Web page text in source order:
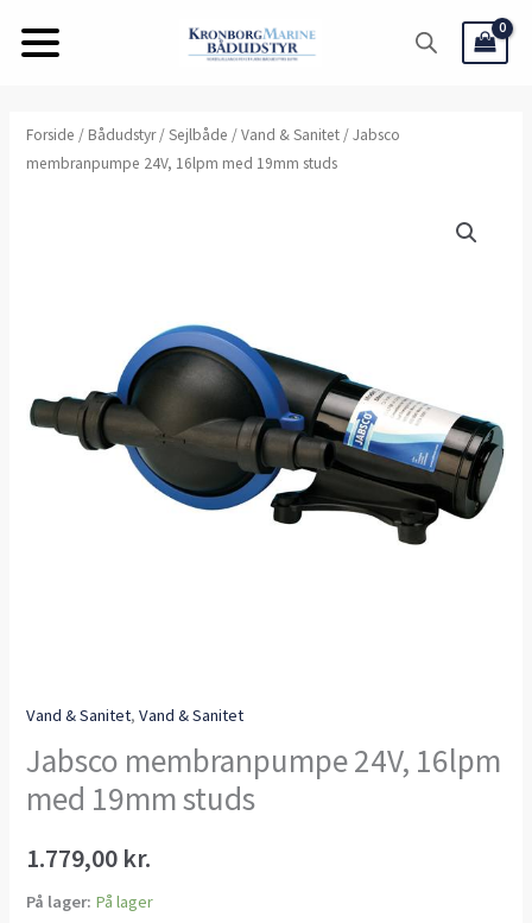
Forside / Bådudstyr/Sejlbåde /Vand & Sanitet / Jabsco
membranpumpe 24V, 16lpm med 19mm studs
Vand & Sanitet,Vand & Sanitet
Jabsco membranpumpe 24V, 16lpm
med 19mm studs
1.779,00 kr.
På lager: På lager
Jabsco
membranpumpe